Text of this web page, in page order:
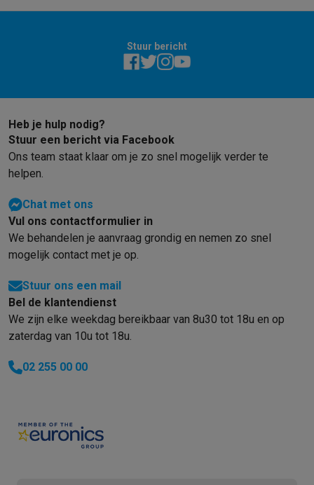
Stuur bericht
Heb je hulp nodig?
Stuur een bericht via Facebook
Ons team staat klaar om je zo snel mogelijk verder te
helpen.
Chat met ons
Vul ons contactformulier in
We behandelen je aanvraag grondig en nemen zo snel
mogelijk contact met je op.
Stuur ons een mail
Bel de klantendienst
We zijn elke weekdag bereikbaar van 8u30 tot 18u en op
zaterdag van 10u tot 18u.
02 255 00 00